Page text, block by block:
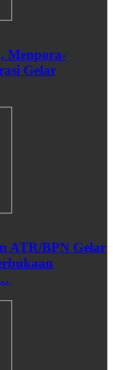
Menpora-
Gelar
ATR/BPN Gelar